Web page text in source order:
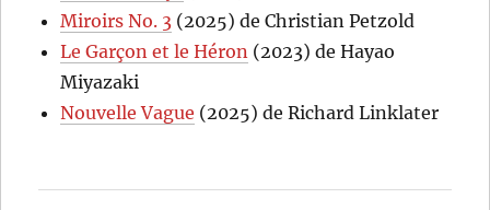
Miroirs No. 3 (2025) de Christian Petzold
Le Garçon et le Héron (2023) de Hayao
Miyazaki
Nouvelle Vague (2025) de Richard Linklater